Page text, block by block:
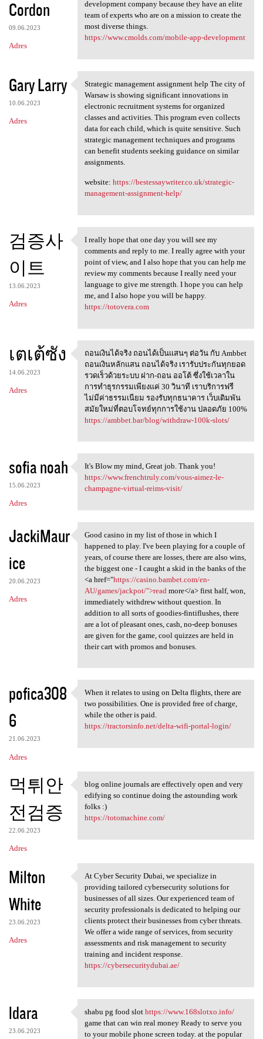
Cordon
09.06.2023
Adres
development company because they have an elite
team of experts who are on a mission to create the
most diverse things.
https://www.cmolds.com/mobile-app-development
Gary Larry
10.06.2023
Adres
Strategic management
Strategic management assignment help The city of
Warsaw is showing significant innovations in
electronic recruitment systems for organized
classes and activities. This program even collects
data for each child, which is quite sensitive. Such
strategic management techniques and programs
can benefit students seeking guidance on similar
assignments.
website: https://bestessaywriter.co.uk/strategic-
management-assignment-help/
검증사
이트
13.06.2023
Adres
I really hope that one day
I really hope that one day you will see my
comments and reply to me. I really agree with your
point of view, and I also hope that you can help me
review my comments because I really need your
language to give me strength. I hope you can help
me, and I also hope you will be happy.
https://totovera.com
เตเต้ซัง
14.06.2023
Adres
ถอนเงินได้จริง
ถอนเงินได้จริง ถอนได้เป็นเเสนๆ ต่อวัน กับ Ambbet
ถอนเงินหลักแสน ถอนได้จริง เรารับประกันทุกยอด
รวดเร็วด้วยระบบ ฝาก-ถอน ออโต้ ซึ่งใช้เวลาใน
การทำธุรกรรมเพียงแค่ 30 วินาที เราบริการฟรี
ไม่มีค่าธรรมเนียม รองรับทุกธนาคาร เว็บเดิมพัน
สมัยใหม่ที่ตอบโจทย์ทุกการใช้งาน ปลอดภัย 100%
https://ambbet.bar/blog/withdraw-100k-slots/
sofia noah
15.06.2023
Adres
It's Blow my mind, Great job
It's Blow my mind, Great job. Thank you!
https://www.frenchtruly.com/vous-aimez-le-
champagne-virtual-reims-visit/
JackiMaur
ice
20.06.2023
Adres
Good casino in my list of
Good casino in my list of those in which I
happened to play. I've been playing for a couple of
years, of course there are losses, there are also wins,
the biggest one - I caught a skid in the banks of the
<a href="https://casino.bambet.com/en-
AU/games/jackpot/">read more</a> first half, won,
immediately withdrew without question. In
addition to all sorts of goodies-fintiflushes, there
are a lot of pleasant ones, cash, no-deep bonuses
are given for the game, cool quizzes are held in
their cart with promos and bonuses.
pofica308
6
21.06.2023
Adres
When it relates to using on
When it relates to using on Delta flights, there are
two possibilities. One is provided free of charge,
while the other is paid.
https://tractorsinfo.net/delta-wifi-portal-login/
먹튀안
전검증
22.06.2023
Adres
blog online journals are
blog online journals are effectively open and very
edifying so continue doing the astounding work
folks :)
https://totomachine.com/
Milton
White
23.06.2023
Adres
At Cyber Security Dubai, we
At Cyber Security Dubai, we specialize in
providing tailored cybersecurity solutions for
businesses of all sizes. Our experienced team of
security professionals is dedicated to helping our
clients protect their businesses from cyber threats.
We offer a wide range of services, from security
assessments and risk management to security
training and incident response.
https://cybersecuritydubai.ae/
ldara
23.06.2023
shabu pg food slot https:/
shabu pg food slot https://www.168slotxo.info/
game that can win real money Ready to serve you
to your mobile phone screen today. at the popular